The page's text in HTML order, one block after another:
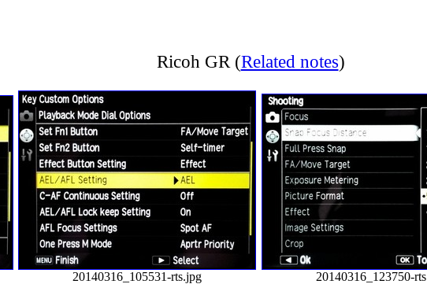
Ricoh GR (Related notes)
20140316_105531-rts.jpg 20140316_123750-